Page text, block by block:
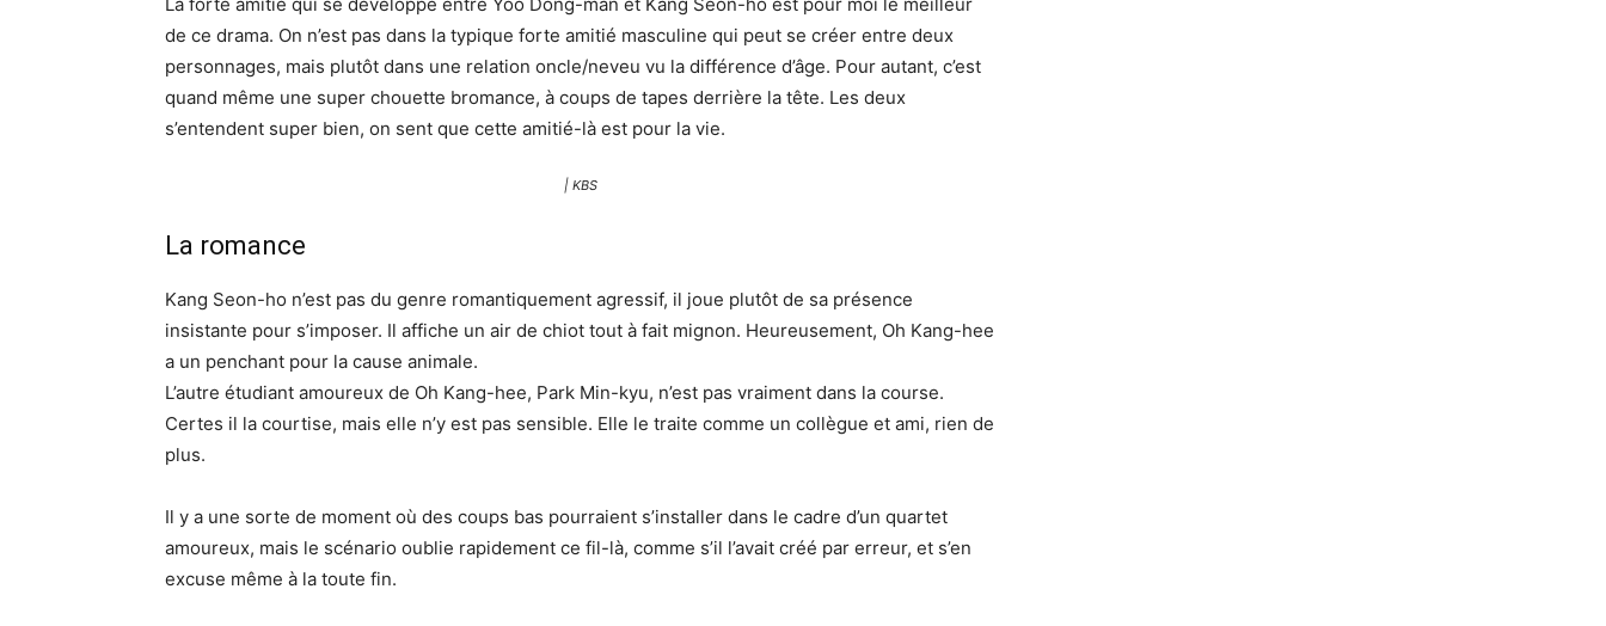
de ce drama. On n’est pas dans la typique forte amitié masculine qui peut se créer entre deux
personnages, mais plutôt dans une relation oncle/neveu vu la différence d’âge. Pour autant, c’est
quand même une super chouette bromance, à coups de tapes derrière la tête. Les deux
s’entendent super bien, on sent que cette amitié-là est pour la vie.
| KBS
La romance
Kang Seon-ho n’est pas du genre romantiquement agressif, il joue plutôt de sa présence
insistante pour s’imposer. Il affiche un air de chiot tout à fait mignon. Heureusement, Oh Kang-hee
a un penchant pour la cause animale.
L’autre étudiant amoureux de Oh Kang-hee, Park Min-kyu, n’est pas vraiment dans la course.
Certes il la courtise, mais elle n’y est pas sensible. Elle le traite comme un collègue et ami, rien de
plus.
Il y a une sorte de moment où des coups bas pourraient s’installer dans le cadre d’un quartet
amoureux, mais le scénario oublie rapidement ce fil-là, comme s’il l’avait créé par erreur, et s’en
excuse même à la toute fin.